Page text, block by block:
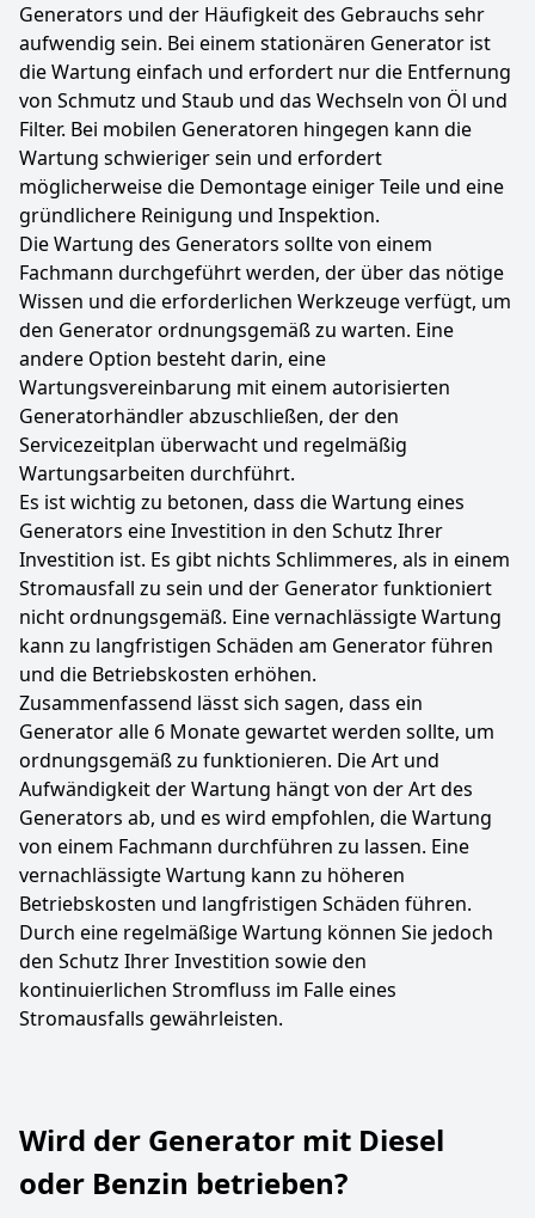
Generators und der Häufigkeit des Gebrauchs sehr
aufwendig sein. Bei einem stationären Generator ist
die Wartung einfach und erfordert nur die Entfernung
von Schmutz und Staub und das Wechseln von Öl und
Filter. Bei mobilen Generatoren hingegen kann die
Wartung schwieriger sein und erfordert
möglicherweise die Demontage einiger Teile und eine
gründlichere Reinigung und Inspektion.
Die Wartung des Generators sollte von einem
Fachmann durchgeführt werden, der über das nötige
Wissen und die erforderlichen Werkzeuge verfügt, um
den Generator ordnungsgemäß zu warten. Eine
andere Option besteht darin, eine
Wartungsvereinbarung mit einem autorisierten
Generatorhändler abzuschließen, der den
Servicezeitplan überwacht und regelmäßig
Wartungsarbeiten durchführt.
Es ist wichtig zu betonen, dass die Wartung eines
Generators eine Investition in den Schutz Ihrer
Investition ist. Es gibt nichts Schlimmeres, als in einem
Stromausfall zu sein und der Generator funktioniert
nicht ordnungsgemäß. Eine vernachlässigte Wartung
kann zu langfristigen Schäden am Generator führen
und die Betriebskosten erhöhen.
Zusammenfassend lässt sich sagen, dass ein
Generator alle 6 Monate gewartet werden sollte, um
ordnungsgemäß zu funktionieren. Die Art und
Aufwändigkeit der Wartung hängt von der Art des
Generators ab, und es wird empfohlen, die Wartung
von einem Fachmann durchführen zu lassen. Eine
vernachlässigte Wartung kann zu höheren
Betriebskosten und langfristigen Schäden führen.
Durch eine regelmäßige Wartung können Sie jedoch
den Schutz Ihrer Investition sowie den
kontinuierlichen Stromfluss im Falle eines
Stromausfalls gewährleisten.
Wird der Generator mit Diesel
oder Benzin betrieben?